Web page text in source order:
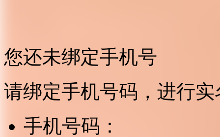
您还未绑定手机号
请绑定手机号码，进行
手机号码：